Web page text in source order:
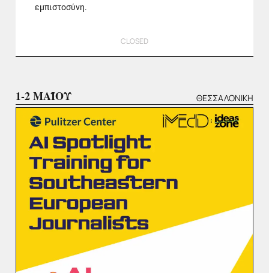
εμπιστοσύνη.
CLOSED
1-2 ΜΑΪΟΥ ΘΕΣΣΑΛΟΝΊΚΗ